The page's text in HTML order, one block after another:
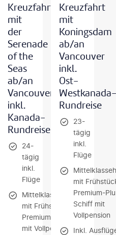
Kreuzfahrt
mit
der
Serenade
of the
Seas
ab/an
Vancouver
inkl.
Kanada-
Rundreise
24-
tägig
inkl.
Flüge
Mittelklassehotels
mit Frühstück /
Premium-Schiff
mit Vollpension
Kreuzfahrt
mit
Koningsdam
ab/an
Vancouver
inkl.
Ost-
Westkanada-
Rundreise
23-
tägig
inkl.
Flüge
mit
Premium-
Schiff mit
Vollpension
Inkl.